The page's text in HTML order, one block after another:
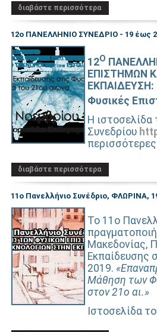
διαβάστε περισσότερα
12ο ΠΑΝΕΛΛΗΝΙΟ ΣΥΝΕΔΡΙΟ - 19 έως
12Ο
ΕΠΙΣΤΗΜΩΝ
ΕΚΠΑΙΔΕΥΣΗ:
Φυσικές
Η ιστοσελίδα
Συνεδρίου
διαβάστε περισσότερα
11ο Πανελλήνιο Συνέδριο, ΦΛΩΡΙΝΑ,
Το 11ο
Μακεδονίας,
Εκπαίδευσης
2019.
Μάθηση των
στον 21ο αι.»
Ιστοσελίδα